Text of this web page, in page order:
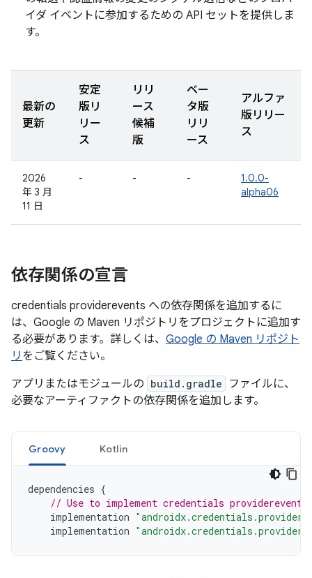
イダ イベントに参加するための API セットを提供しま
す。
最新の
更新
安定
版リ
リー
ス
リリ
ース
候補
版
ベー
タ版
リリ
ース
アルファ
版リリー
ス
2026
年 3 月
11 日
- - -
1.0.0-
alpha06
依存関係の宣言
credentials providerevents への依存関係を追加するに
は、Google の Maven リポジトリをプロジェクトに追加す
る必要があります。詳しくは、 Google の Maven リポジト
リ をご覧ください。
アプリまたはモジュールの build.gradle
ファイルに、
必要なアーティファクトの依存関係を追加します。
Groovy Kotlin
dependencies {
// Use to implement credentials
implementation
implementation